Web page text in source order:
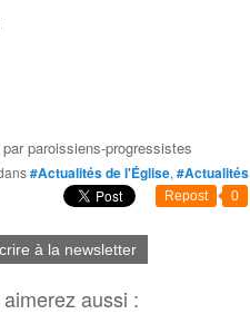
parparoissiens-progressistes
#Actualités de l'Église, #Actualités
Repost 0
à la newsletter
aussi :